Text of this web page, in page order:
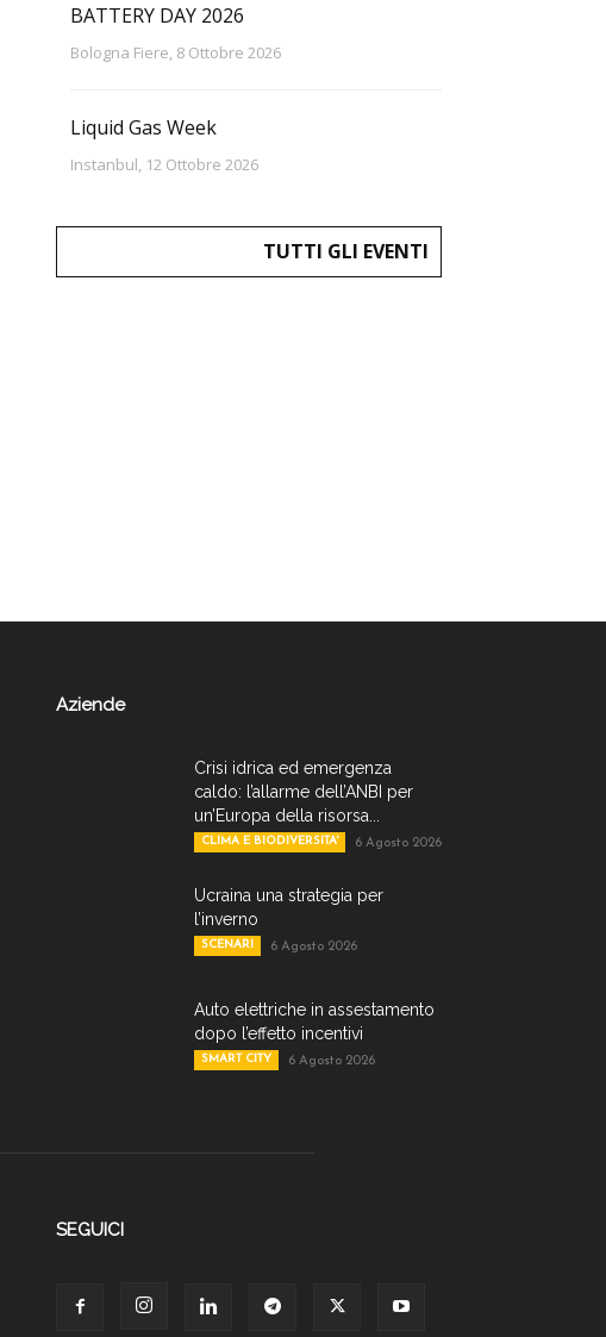
BATTERY DAY 2026
Bologna Fiere, 8 Ottobre 2026
Liquid Gas Week
Instanbul, 12 Ottobre 2026
TUTTI GLI EVENTI
Aziende
Crisi idrica ed emergenza
caldo: l’allarme dell’ANBI per
un’Europa della risorsa...
CLIMA E BIODIVERSITA' 6 Agosto 2026
Ucraina una strategia per
l’inverno
SCENARI 6 Agosto 2026
Auto elettriche in assestamento
dopo l’effetto incentivi
SMART CITY 6 Agosto 2026
SEGUICI